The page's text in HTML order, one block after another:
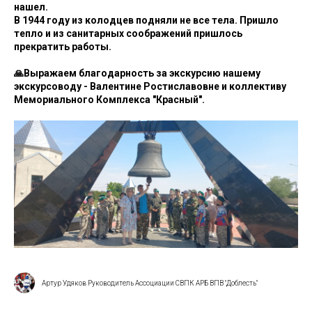
нашел.
В 1944 году из колодцев подняли не все тела. Пришло
тепло и из санитарных соображений пришлось
прекратить работы.
🙏Выражаем благодарность за экскурсию нашему
экскурсоводу - Валентине Ростиславовне и коллективу
Мемориального Комплекса "Красный".
Артур Удяков Руководитель Ассоциации СВПК АРБ ВПВ "Доблесть"